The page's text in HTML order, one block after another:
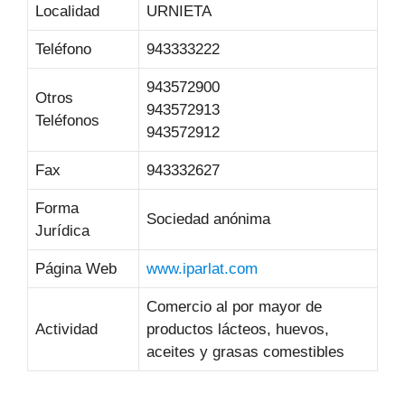
Localidad URNIETA
Teléfono 943333222
Otros
Teléfonos
943572900
943572913
943572912
Fax 943332627
Forma
Jurídica
Sociedad anónima
Página Web www.iparlat.com
Actividad
Comercio al por mayor de
productos lácteos, huevos,
aceites y grasas comestibles